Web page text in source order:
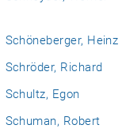
Schöneberger, Heinz
Schröder, Richard
Schultz, Egon
Schuman, Robert